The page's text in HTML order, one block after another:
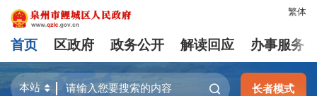
繁体
首页 区政府 政务公开 解读回应 办事服务
长者模式